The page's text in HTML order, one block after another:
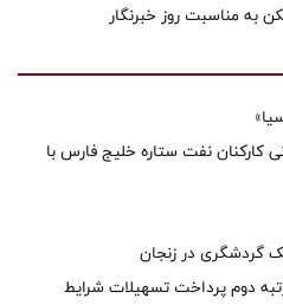
به مناسبت روز خبرنگار
مسکونی کارکنان نفت ستاره خلیج فارس با
گردشگری در زنجان
دوم پرداخت تسهیلات شرایط